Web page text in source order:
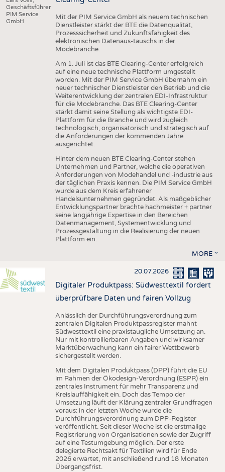
Geschäftsführer
PIM Service
GmbH
Mit der PIM Service GmbH als neuem technischen
Dienstleister stärkt der BTE die Datenqualität,
Prozesssicherheit und Zukunftsfähigkeit des
elektronischen Datenaus-tauschs in der
Modebranche.
Am 1. Juli ist das BTE Clearing-Center erfolgreich
auf eine neue technische Plattform umgestellt
worden. Mit der PIM Service GmbH übernahm ein
neuer technischer Dienstleister den Betrieb und die
Weiterentwicklung der zentralen EDI-Infrastruktur
für die Modebranche. Das BTE Clearing-Center
stärkt damit seine Stellung als wichtigste EDI-
Plattform für die Branche und wird zugleich
technologisch, organisatorisch und strategisch auf
die Anforderungen der kommenden Jahre
ausgerichtet.
Hinter dem neuen BTE Clearing-Center stehen
Unternehmen und Partner, welche die operativen
Anforderungen von Modehandel und -industrie aus
der täglichen Praxis kennen. Die PIM Service GmbH
wurde aus dem Kreis erfahrener
Handelsunternehmen gegründet. Als maßgeblicher
Entwicklungspartner brachte hachmeister + partner
seine langjährige Expertise in den Bereichen
Datenmanagement, Systementwicklung und
Prozessgestaltung in die Realisierung der neuen
Plattform ein.
MORE
20.07.2026
Digitaler Produktpass: Südwesttextil fordert
überprüfbare Daten und fairen Vollzug
Anlässlich der Durchführungsverordnung zum
zentralen Digitalen Produktpassregister mahnt
Südwesttextil eine praxistaugliche Umsetzung an.
Nur mit kontrollierbaren Angaben und wirksamer
Marktüberwachung kann ein fairer Wettbewerb
sichergestellt werden.
Mit dem Digitalen Produktpass (DPP) führt die EU
im Rahmen der Ökodesign-Verordnung (ESPR) ein
zentrales Instrument für mehr Transparenz und
Kreislauffähigkeit ein. Doch das Tempo der
Umsetzung läuft der Klärung zentraler Grundfragen
voraus: in der letzten Woche wurde die
Durchführungsverordnung zum DPP-Register
veröffentlicht. Seit dieser Woche ist die erstmalige
Registrierung von Organisationen sowie der Zugriff
auf eine Testumgebung möglich. Der erste
delegierte Rechtsakt für Textilien wird für Ende
2026 erwartet, mit anschließend rund 18 Monaten
Übergangsfrist.